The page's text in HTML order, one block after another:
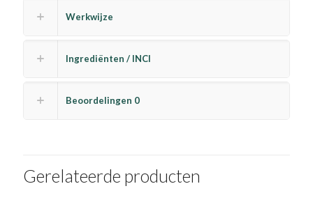
Werkwijze
Ingrediënten / INCI
Beoordelingen 0
Gerelateerde producten